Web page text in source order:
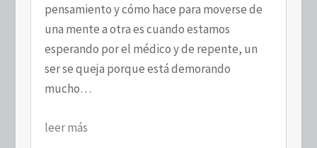
pensamiento y cómo hace para moverse de
una mente a otra es cuando estamos
esperando por el médico y de repente, un
ser se queja porque está demorando
mucho…
leer más